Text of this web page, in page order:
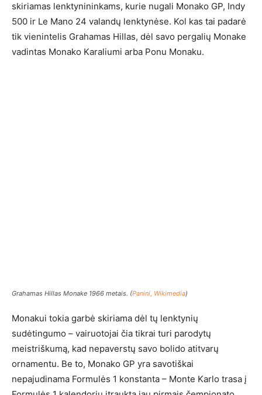
skiriamas lenktynininkams, kurie nugali Monako GP, Indy
500 ir Le Mano 24 valandų lenktynėse. Kol kas tai padarė
tik vienintelis Grahamas Hillas, dėl savo pergalių Monake
vadintas Monako Karaliumi arba Ponu Monaku.
Grahamas Hillas Monake 1966 metais. (Panini, Wikimedia)
Monakui tokia garbė skiriama dėl tų lenktynių
sudėtingumo – vairuotojai čia tikrai turi parodytų
meistriškumą, kad nepaverstų savo bolido atitvarų
ornamentu. Be to, Monako GP yra savotiškai
nepajudinama Formulės 1 konstanta – Monte Karlo trasa į